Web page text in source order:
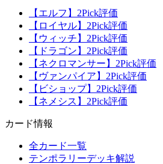
【エルフ】2Pick評価
【ロイヤル】2Pick評価
【ウィッチ】2Pick評価
【ドラゴン】2Pick評価
【ネクロマンサー】2Pick評価
【ヴァンパイア】2Pick評価
【ビショップ】2Pick評価
【ネメシス】2Pick評価
カード情報
全カード一覧
テンポラリーデッキ解説